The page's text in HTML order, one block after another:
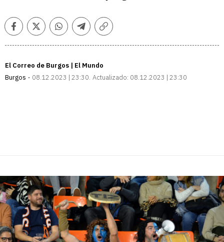
FacebookTwitterWhatsappTelegramCopiar
El Correo de Burgos | El Mundo
Burgos
08.12.2023 | 23:30 Actualizado: 08.12.2023 | 23:30